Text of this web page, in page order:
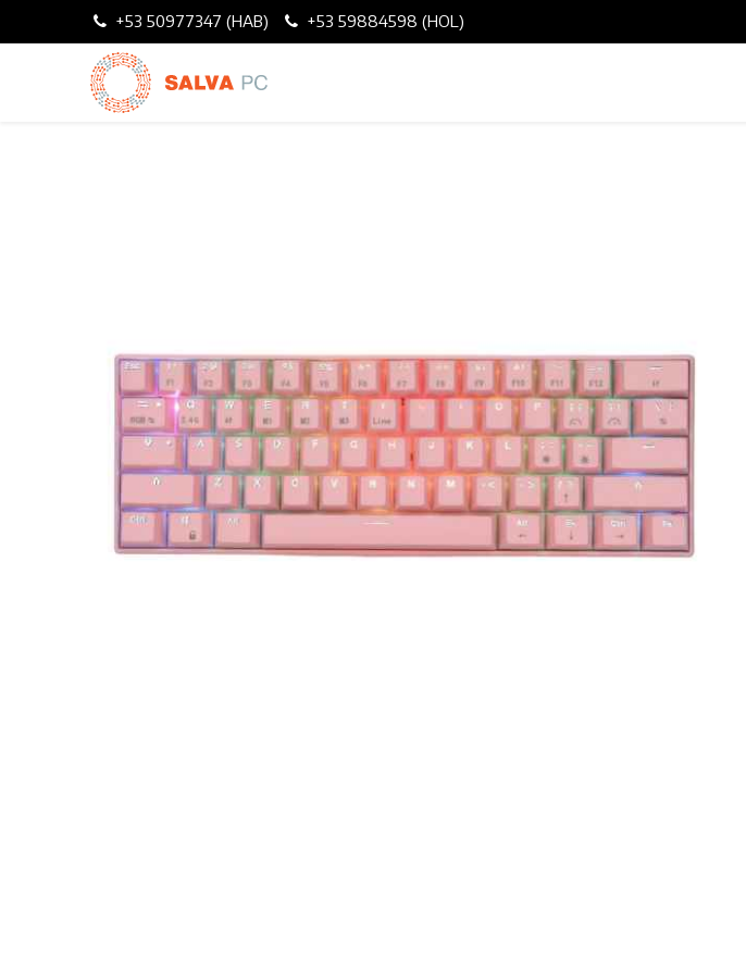
+53 50977347 (HAB) +53 59884598 (HOL)